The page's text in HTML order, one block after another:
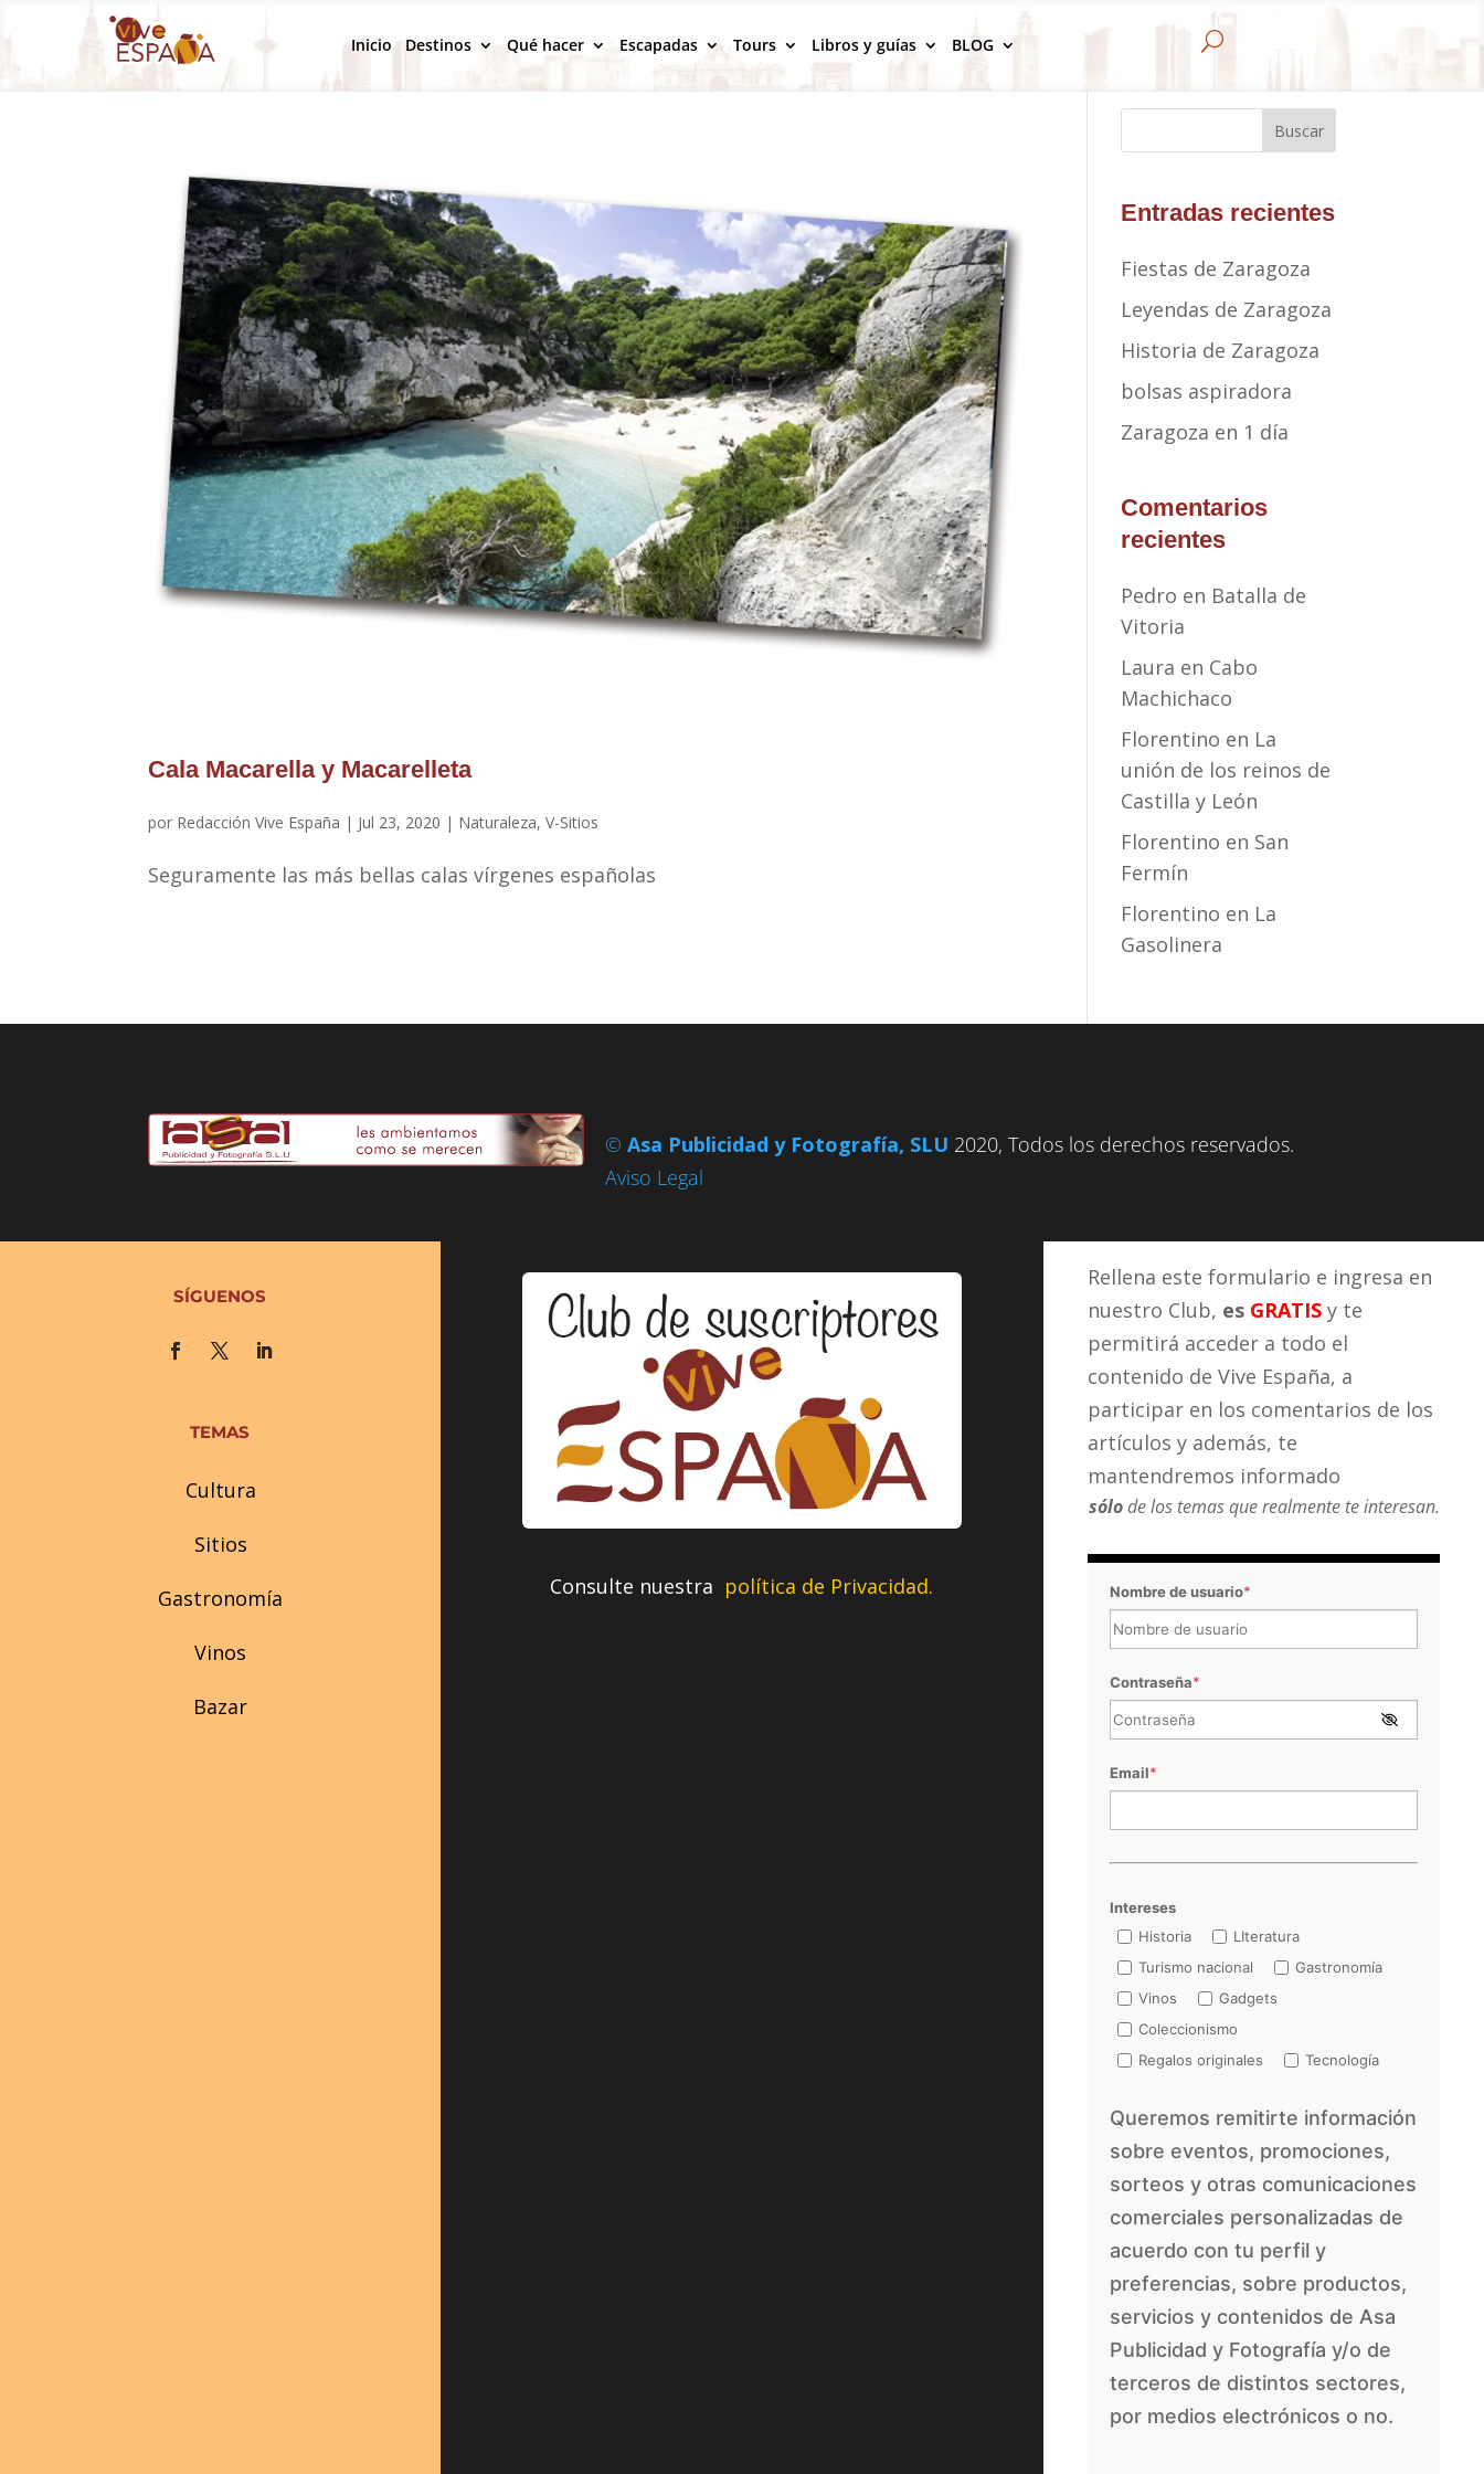
Inicio Destinos Qué hacer Escapadas Tours Libros y guías BLOG U
Cala Macarella y Macarelleta
por Redacción Vive España | Jul 23, 2020 | Naturaleza,V-Sitios
Seguramente las más bellas calas vírgenes españolas
Buscar
Entradas recientes
Fiestas de Zaragoza
Leyendas de Zaragoza
Historia de Zaragoza
bolsas aspiradora
Zaragoza en 1 día
Comentarios
recientes
Pedro en Batalla de
Vitoria
Laura en Cabo
Machichaco
Florentino en La
unión de los reinos de
Castilla y León
Florentino en San
Fermín
Florentino en La
Gasolinera
©Asa Publicidad y Fotografía, SLU 2020, Todos los derechos reservados.
Aviso Legal
SÍGUENOS
TEMAS
Cultura
Sitios
Gastronomía
Vinos
Bazar
Consulte nuestra política de Privacidad.
Rellena este formulario e ingresa en
nuestro Club, es GRATIS y te
permitirá acceder a todo el
contenido de Vive España, a
participar en los comentarios de los
artículos y además, te
mantendremos informado
sólode los temas que realmente te interesan.
Nombre de usuario*
Contraseña*
Email*
Intereses
Historia
LIteratura
Turismo nacional
Gastronomía
Vinos
Gadgets
Coleccionismo
Regalos originales
Tecnología
Queremos remitirte información
sobre eventos, promociones,
sorteos y otras comunicaciones
comerciales personalizadas de
acuerdo con tu perfil y
preferencias, sobre productos,
servicios y contenidos de Asa
Publicidad y Fotografía y/o de
terceros de distintos sectores,
por medios electrónicos o no.